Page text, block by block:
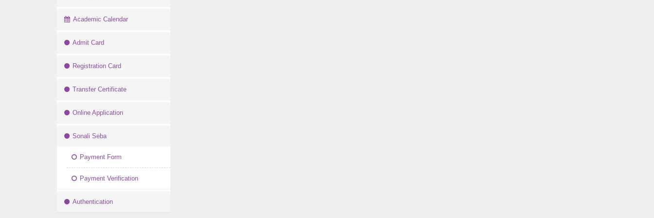
Academic Calendar
Admit Card
Registration Card
Transfer Certificate
Online Application
Sonali Seba
Payment Form
Payment Verification
Authentication